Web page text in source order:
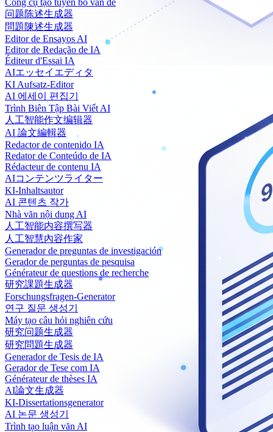
Công cụ tạo tuyên bố vấn đề
问题陈述生成器
問題陳述生成器
Editor de Ensayos AI
Editor de Redação de IA
Éditeur d'Essai IA
AIエッセイエディタ
KI Aufsatz-Editor
AI 에세이 편집기
Trình Biên Tập Bài Viết AI
人工智能作文编辑器
AI 論文編輯器
Redactor de contenido IA
Redator de Conteúdo de IA
Rédacteur de contenu IA
AIコンテンツライター
KI-Inhaltsautor
AI 콘텐츠 작가
Nhà văn nội dung AI
人工智能内容撰写器
人工智慧內容作家
Generador de preguntas de investigación
Gerador de perguntas de pesquisa
Générateur de questions de recherche
研究課題生成器
Forschungsfragen-Generator
연구 질문 생성기
Máy tạo câu hỏi nghiên cứu
研究问题生成器
研究問題生成器
Generador de Tesis de IA
Gerador de Tese com IA
Générateur de thèses IA
AI論文生成器
KI-Dissertationsgenerator
AI 논문 생성기
Trình tạo luận văn AI